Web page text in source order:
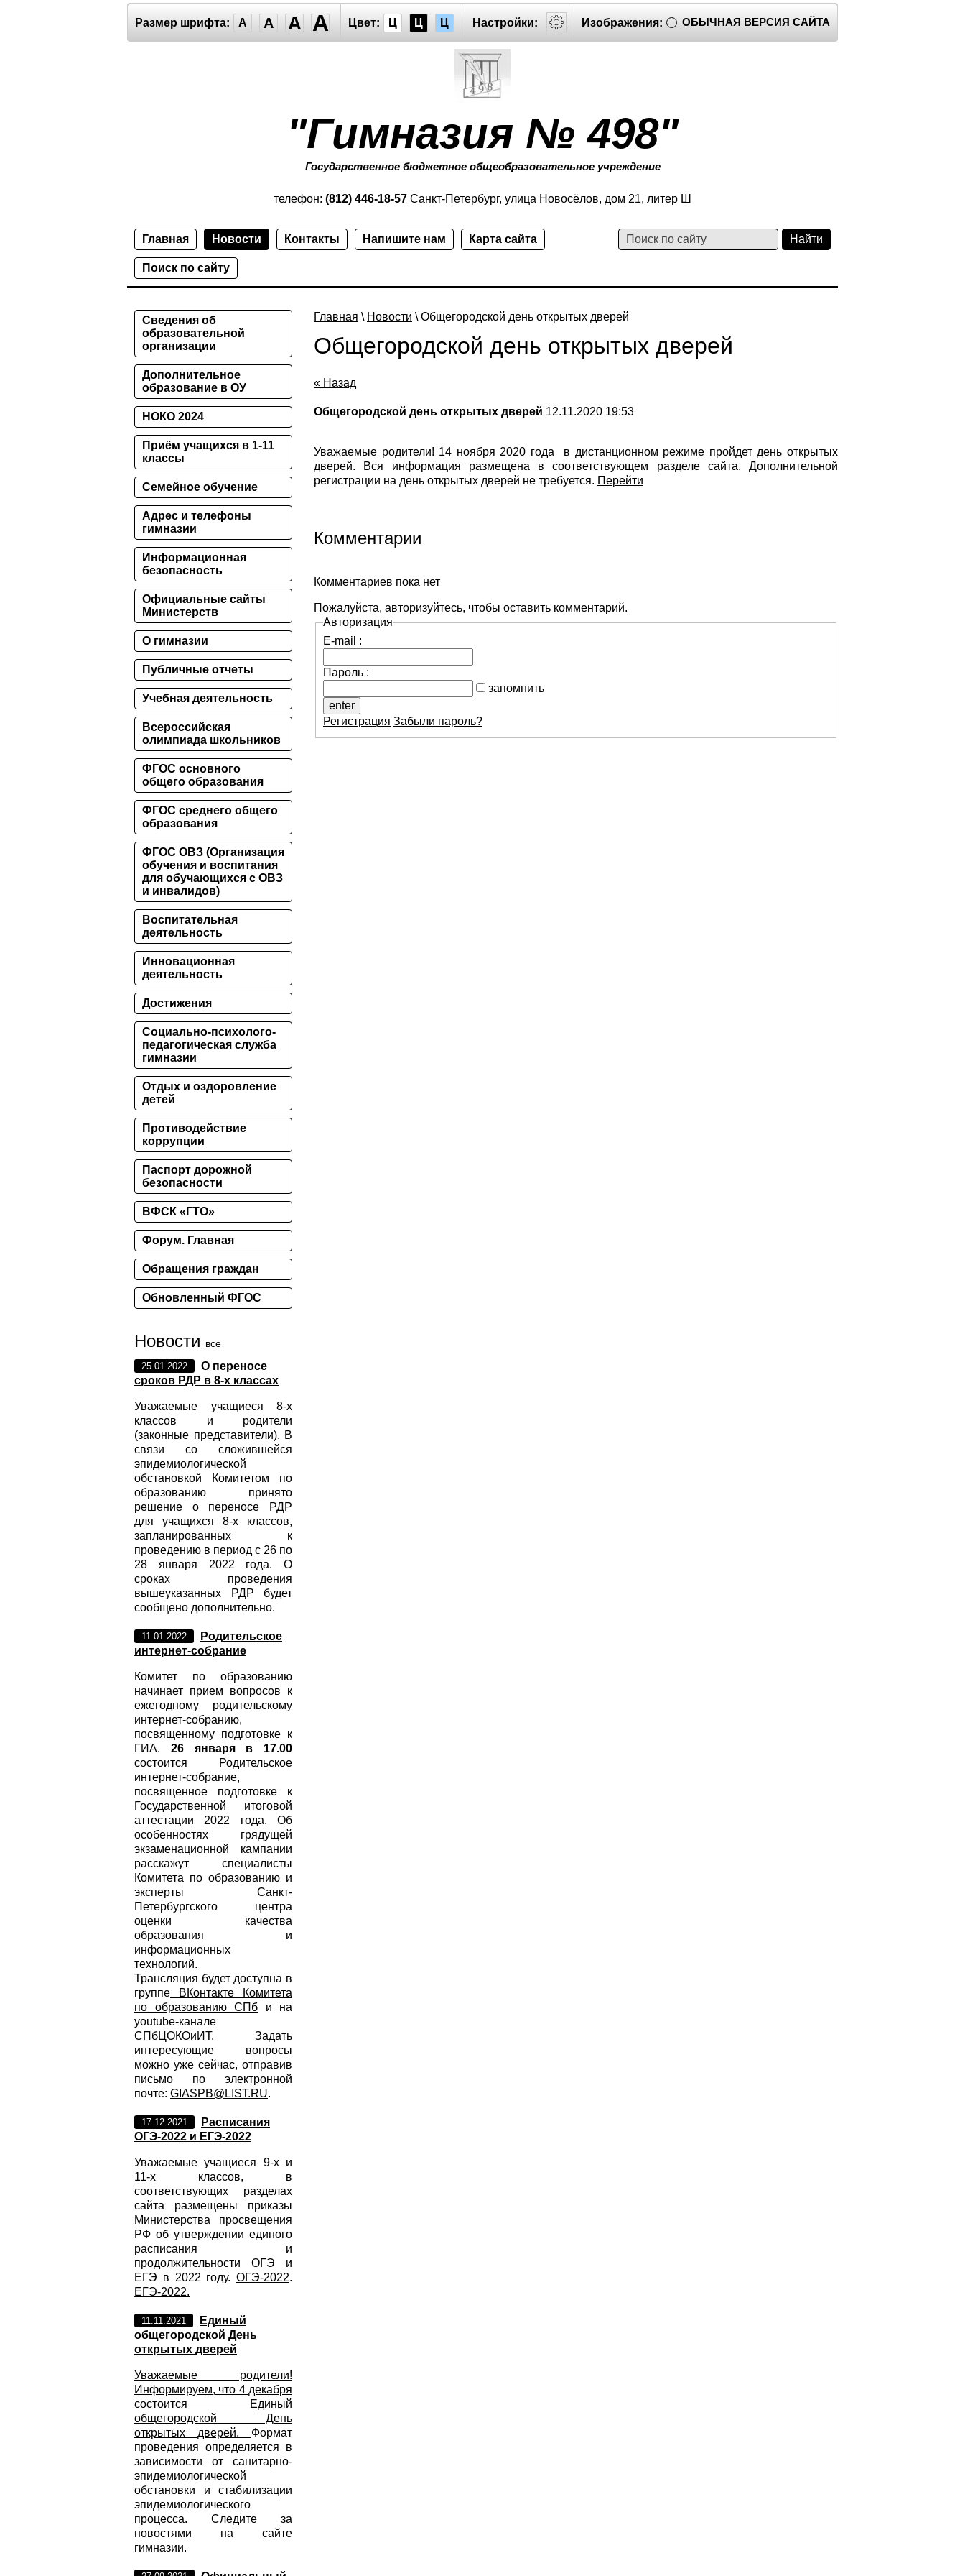
Размер шрифта: A A A A Цвет: Ц Ц Ц Настройки: Изображения: ОБЫЧНАЯ ВЕРСИЯ САЙТА
"Гимназия № 498"
Государственное бюджетное общеобразовательное учреждение
телефон: (812) 446-18-57 Санкт-Петербург, улица Новосёлов, дом 21, литер Ш
Главная Новости Контакты Напишите нам Карта сайта
Поиск по сайту
Главная \ Новости \ Общегородской день открытых дверей
Общегородской день открытых дверей
« Назад
Общегородской день открытых дверей 12.11.2020 19:53
Уважаемые родители! 14 ноября 2020 года в дистанционном режиме пройдет день открытых
дверей. Вся информация размещена в соответствующем разделе сайта. Дополнительной
регистрации на день открытых дверей не требуется. Перейти
Комментарии
Комментариев пока нет
Пожалуйста, авторизуйтесь, чтобы оставить комментарий.
Авторизация
E-mail :
Пароль :
запомнить
Регистрация Забыли пароль?
Сведения об
образовательной
организации
Дополнительное
образование в ОУ
НОКО 2024
Приём учащихся в 1-11
классы
Семейное обучение
Адрес и телефоны
гимназии
Информационная
безопасность
Официальные сайты
Министерств
О гимназии
Публичные отчеты
Учебная деятельность
Всероссийская
олимпиада школьников
ФГОС основного
общего образования
ФГОС среднего общего
образования
ФГОС ОВЗ (Организация
обучения и воспитания
для обучающихся с ОВЗ
и инвалидов)
Воспитательная
деятельность
Инновационная
деятельность
Достижения
Социально-психолого-
педагогическая служба
гимназии
Отдых и оздоровление
детей
Противодействие
коррупции
Паспорт дорожной
безопасности
ВФСК «ГТО»
Форум. Главная
Обращения граждан
Обновленный ФГОС
Новости все
25.01.2022
О переносе
сроков РДР в 8-х классах
Уважаемые учащиеся 8-х
классов и родители
(законные представители). В
связи со сложившейся
эпидемиологической
обстановкой Комитетом по
образованию принято
решение о переносе РДР
для учащихся 8-х классов,
запланированных к
проведению в период с 26 по
28 января 2022 года. О
сроках проведения
вышеуказанных РДР будет
сообщено дополнительно.
11.01.2022
Родительское
интернет-собрание
Комитет по образованию
начинает прием вопросов к
ежегодному родительскому
интернет-собранию,
посвященному подготовке к
ГИА. 26 января в 17.00
состоится Родительское
интернет-собрание,
посвященное подготовке к
Государственной итоговой
аттестации 2022 года. Об
особенностях грядущей
экзаменационной кампании
расскажут специалисты
Комитета по образованию и
эксперты Санкт-
Петербургского центра
оценки качества
образования и
информационных
технологий.
Трансляция будет доступна в
группе ВКонтакте Комитета
по образованию СПб и на
youtube-канале
СПбЦОКОиИТ. Задать
интересующие вопросы
можно уже сейчас, отправив
письмо по электронной
почте: GIASPB@LIST.RU.
17.12.2021
Расписания
ОГЭ-2022 и ЕГЭ-2022
Уважаемые учащиеся 9-х и
11-х классов, в
соответствующих разделах
сайта размещены приказы
Министерства просвещения
РФ об утверждении единого
расписания и
продолжительности ОГЭ и
ЕГЭ в 2022 году. ОГЭ-2022.
ЕГЭ-2022.
11.11.2021
Единый
общегородской День
открытых дверей
Уважаемые родители!
Информируем, что 4 декабря
состоится Единый
общегородской День
открытых дверей. Формат
проведения определяется в
зависимости от санитарно-
эпидемиологической
обстановки и стабилизации
эпидемиологического
процесса. Следите за
новостями на сайте
гимназии.